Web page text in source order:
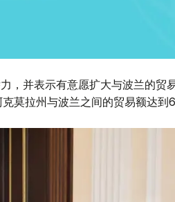
，并表示有意愿扩大与波兰的贸易
莫拉州与波兰之间的贸易额达到